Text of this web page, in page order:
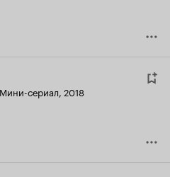
Мини-сериал, 2018